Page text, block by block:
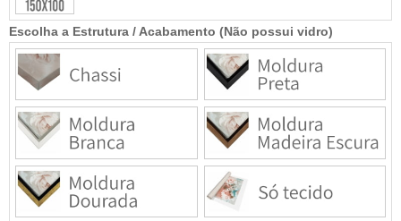
Escolha a Estrutura / Acabamento (Não possui vidro)